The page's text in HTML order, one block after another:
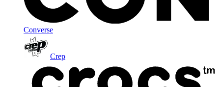
Converse
Crep